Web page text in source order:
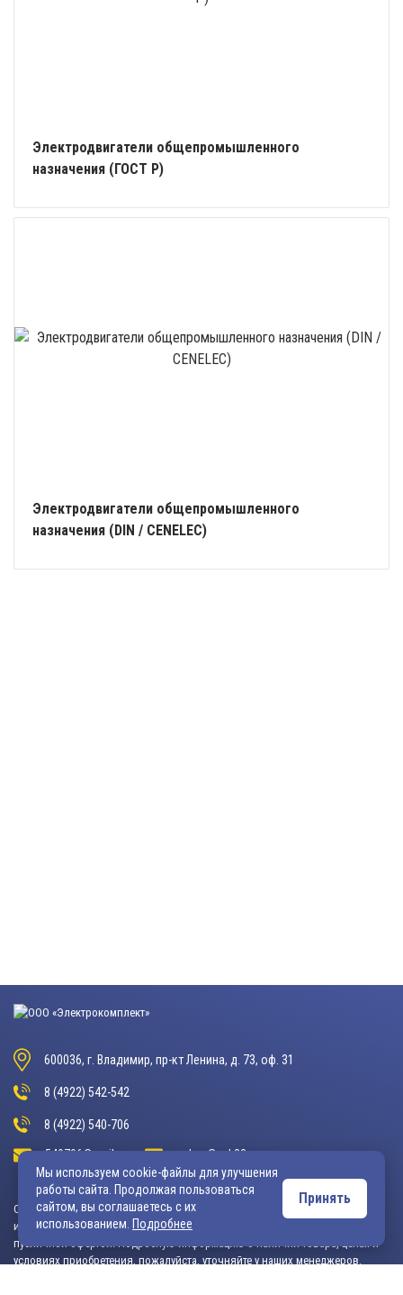
Электродвигатели общепромышленного
назначения (ГОСТ Р)
Электродвигатели общепромышленного
назначения (DIN / CENELEC)
600036, г. Владимир, пр-кт Ленина, д. 73, оф. 31
8 (4922) 542-542
8 (4922) 540-706
540706@mail.ru zakaz@vek33.ru
Обращаем ваше внимание, что сайт vek33.ru носит исключительно
информационный характер и ни при каких условиях не является
публичной офертой. Подробную информацию о наличии товара, ценах и
условиях приобретения, пожалуйста, уточняйте у наших менеджеров.
Мы используем cookie-файлы для улучшения
работы сайта. Продолжая пользоваться
сайтом, вы соглашаетесь с их
использованием. Подробнее
Принять